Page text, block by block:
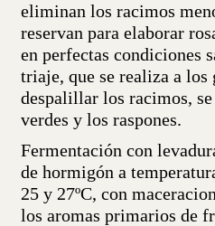
eliminan los racimos
reservan para elaborar
en perfectas condiciones
triaje, que se realiza a los
despalillar los racimos,
verdes y los raspones.
Fermentación con
de hormigón a
25 y 27ºC, con
los aromas primarios de